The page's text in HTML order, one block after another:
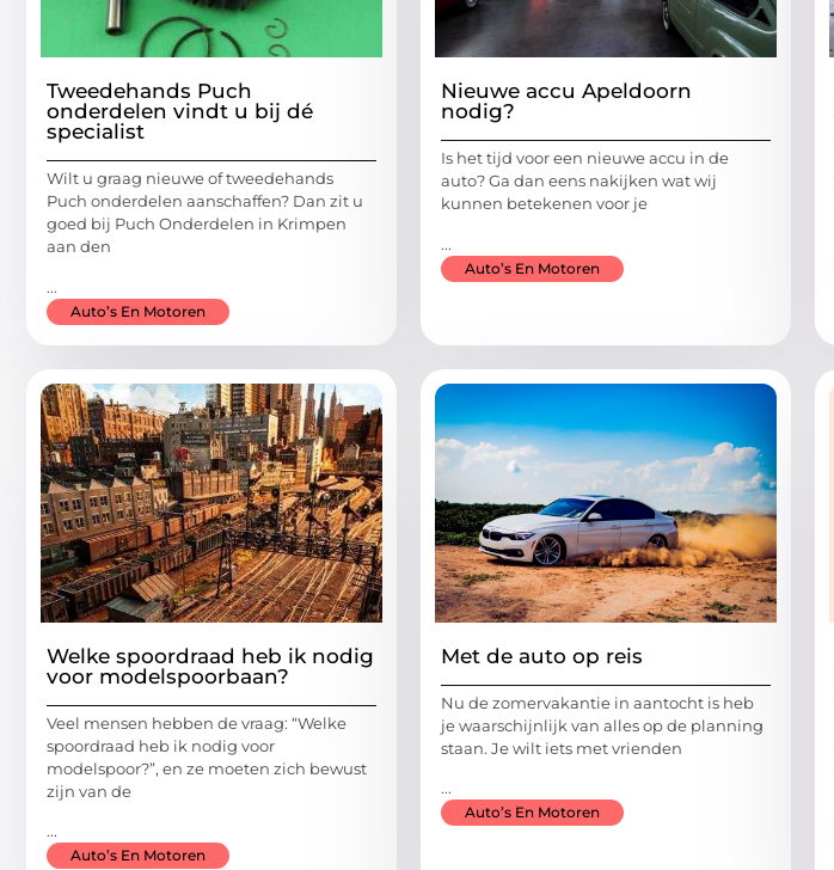
Tweedehands Puch
onderdelen vindt u bij dé
specialist
Wilt u graag nieuwe of tweedehands
Puch onderdelen aanschaffen? Dan zit u
goed bij Puch Onderdelen in Krimpen
aan den
...
Auto’s En Motoren
Nieuwe accu Apeldoorn
nodig?
Is het tijd voor een nieuwe accu in de
auto? Ga dan eens nakijken wat wij
kunnen betekenen voor je
...
Auto’s En Motoren
Welke spoordraad heb ik nodig
voor modelspoorbaan?
Veel mensen hebben de vraag: “Welke
spoordraad heb ik nodig voor
modelspoor?”, en ze moeten zich bewust
zijn van de
...
Auto’s En Motoren
Met de auto op reis
Nu de zomervakantie in aantocht is heb
je waarschijnlijk van alles op de planning
staan. Je wilt iets met vrienden
...
Auto’s En Motoren